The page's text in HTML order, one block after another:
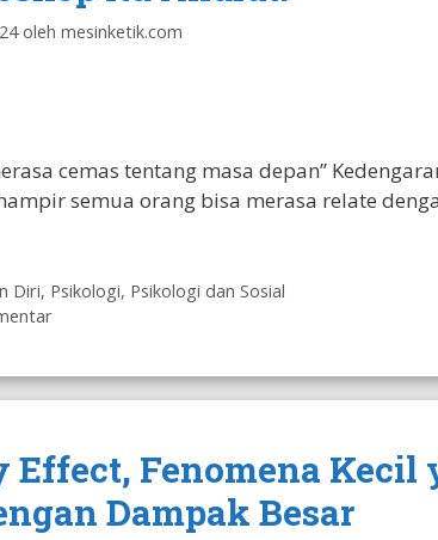
oleh mesinketik.com
cemas tentang masa depan”
semua orang bisa merasa relate
Diri, Psikologi, Psikologi dan Sosial
Fenomena Kecil
Dampak Besar